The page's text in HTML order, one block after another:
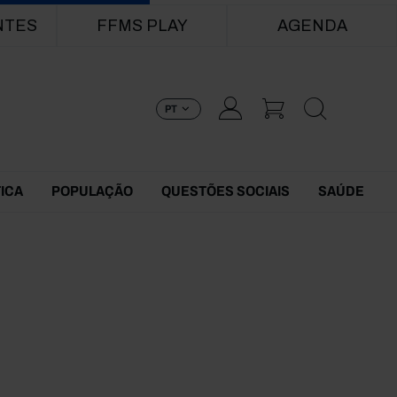
FFMS PLAY AGENDA
PT
POPULAÇÃO QUESTÕES SOCIAIS SAÚDE